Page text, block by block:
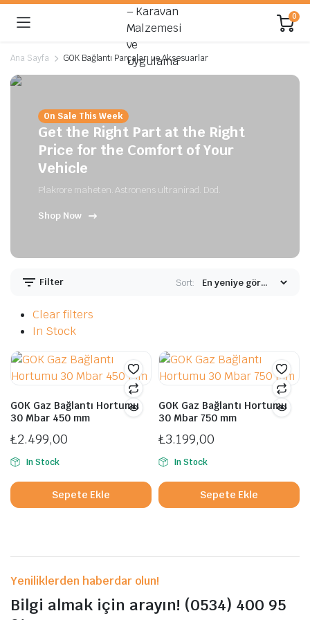
0
Ana Sayfa GOK Bağlantı Parçaları ve Aksesuarlar
On Sale This Week
Get the Right Part at the Right
Price for the Comfort of Your
Vehicle
Plakrore maheten. Astronens ultranirad. Dod.
Shop Now
Filter Sort:
Clear filters
In Stock
GOK Gaz Bağlantı Hortumu
30 Mbar 450 mm
₺2.499,00
In Stock
Sepete Ekle
GOK Gaz Bağlantı Hortumu
30 Mbar 750 mm
₺3.199,00
In Stock
Sepete Ekle
Yeniliklerden haberdar olun!
Bilgi almak için arayın! (0534) 400 95